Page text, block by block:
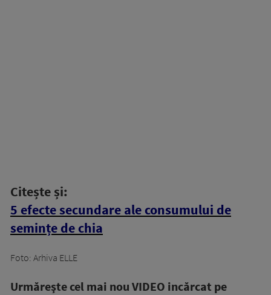
Citește și:
5 efecte secundare ale consumului de
semințe de chia
Foto: Arhiva ELLE
Urmăreşte cel mai nou VIDEO incărcat pe